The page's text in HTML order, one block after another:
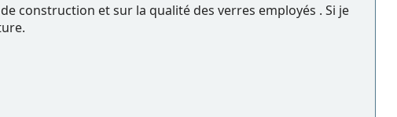
construction et sur la qualité des verres employés . Si je